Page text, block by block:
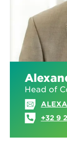
Head of
+32 9